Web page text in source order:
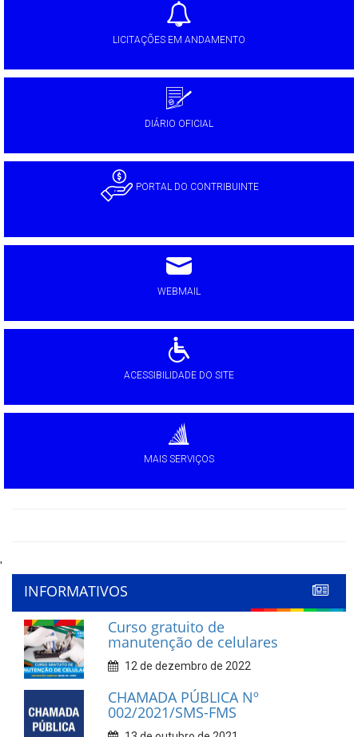
LICITAÇÕES EM ANDAMENTO
DIÁRIO OFICIAL
PORTAL DO CONTRIBUINTE
WEBMAIL
ACESSIBILIDADE DO SITE
MAIS SERVIÇOS
'
INFORMATIVOS
Curso gratuito de
manutenção de celulares
12 de dezembro de 2022
CHAMADA PÚBLICA Nº
002/2021/SMS-FMS